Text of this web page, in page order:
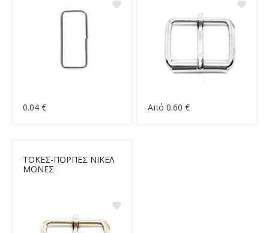
0.04 € Από 0.60 €
ΤΟΚΕΣ-ΠΟΡΠΕΣ ΝΙΚΕΛ
ΜΟΝΕΣ